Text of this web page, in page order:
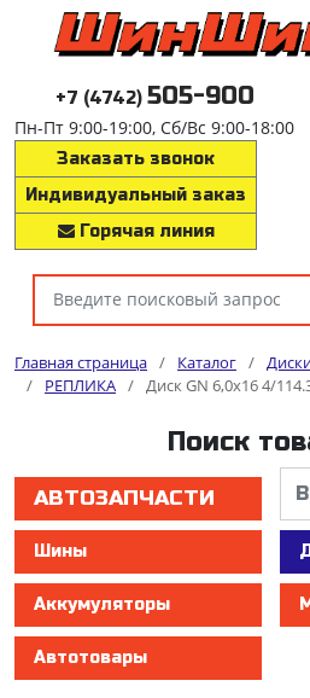
+7 (4742) 505-900
Пн-Пт 9:00-19:00, Сб/Вс 9:00-18:00
Заказать звонок
Индивидуальный заказ
Горячая линия
Главная страница / Каталог /
/
РЕПЛИКА / Диск GN 6,0x16 4/
Поиск
АВТОЗАПЧАСТИ
Шины
Аккумуляторы
Автотовары